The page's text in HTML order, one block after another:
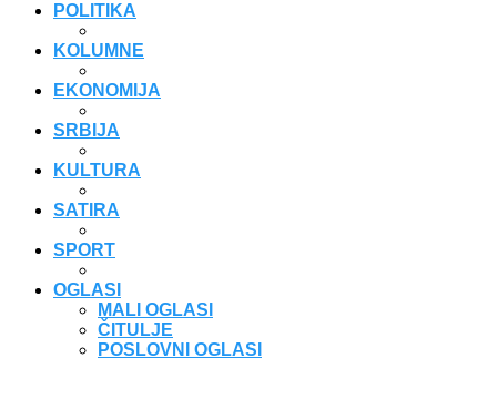
POLITIKA
KOLUMNE
EKONOMIJA
SRBIJA
KULTURA
SATIRA
SPORT
OGLASI
MALI OGLASI
ČITULJE
POSLOVNI OGLASI